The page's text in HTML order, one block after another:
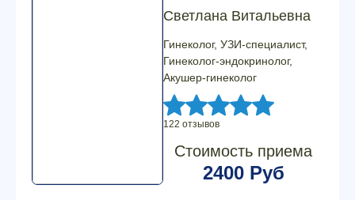
Светлана Витальевна
Гинеколог, УЗИ-специалист,
Гинеколог-эндокринолог,
Акушер-гинеколог
122 отзывов
Стоимость приема
2400 Руб